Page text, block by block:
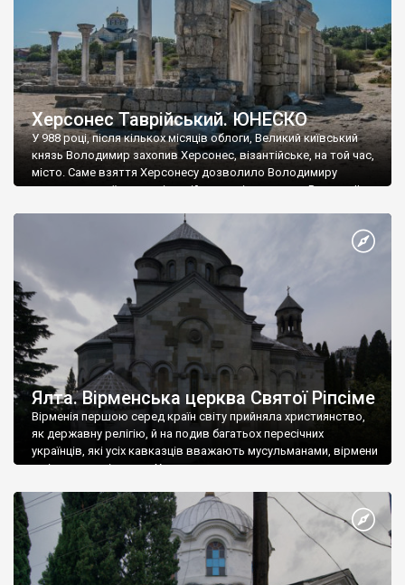
Херсонес Таврійський. ЮНЕСКО
У 988 році, після кількох місяців облоги, Великий київський
князь Володимир захопив Херсонес, візантійське, на той час,
місто. Саме взяття Херсонесу дозволило Володимиру
диктувати свої умови візантійському імператору Василю ІІ, та
Херсонесі Володимир-язичник, став Василем-християнином.
А потім було Хрещення Русі. На честь Херсонесу Таврійського
Ялта. Вірменська церква Святої Ріпсіме
Вірменія першою серед країн світу прийняла християнство,
як державну релігію, й на подив багатьох пересічних
українців, які усіх кавказців вважають мусульманами, вірмени
є відданими вірянами Христа